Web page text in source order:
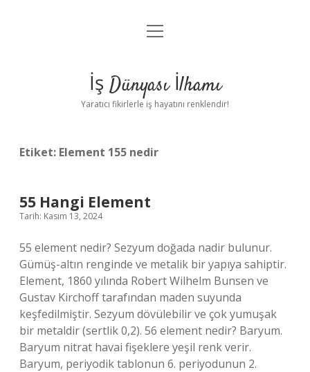
Anasayfa
Yasal Uyarı
menüyü
İş Dünyası İlhamı
Yaratıcı fikirlerle iş hayatını renklendir!
Etiket: Element 155 nedir
55 Hangi Element
Tarih: Kasım 13, 2024
55 element nedir? Sezyum doğada nadir bulunur.
Gümüş-altın renginde ve metalik bir yapıya sahiptir.
Element, 1860 yılında Robert Wilhelm Bunsen ve
Gustav Kirchoff tarafından maden suyunda
keşfedilmiştir. Sezyum dövülebilir ve çok yumuşak
bir metaldir (sertlik 0,2). 56 element nedir? Baryum.
Baryum nitrat havai fişeklere yeşil renk verir.
Baryum, periyodik tablonun 6. periyodunun 2.